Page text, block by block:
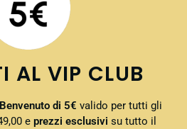
AL VIP CLUB
di 5€ valido per tutti gli
e prezzi esclusivi su tutto il